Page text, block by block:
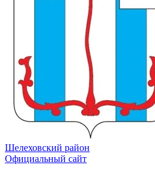
Шелеховский район
Официальный сайт